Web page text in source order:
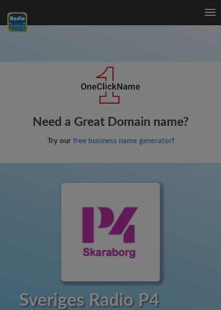
Need a Great Domain name?
Try our free business name generator!
Sveriges Radio P4